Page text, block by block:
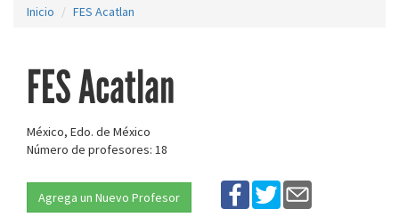
Inicio FES Acatlan
FES Acatlan
México, Edo. de México
Número de profesores: 18
Agrega un Nuevo Profesor